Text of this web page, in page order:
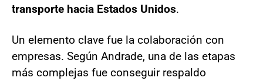
transporte hacia Estados Unidos.
Un elemento clave fue la colaboración con
empresas. Según Andrade, una de las etapas
más complejas fue conseguir respaldo